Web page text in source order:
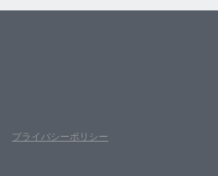
プライバシーポリシー